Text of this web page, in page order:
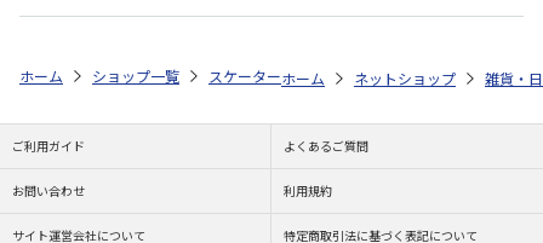
ホーム ショップ一覧 スケーター 抗菌 食洗機対応 ふわっとフタタ
ホーム ネットショップ 雑貨・
ご利用ガイド よくあるご質問
お問い合わせ 利用規約
サイト運営会社について 特定商取引法に基づく表記について